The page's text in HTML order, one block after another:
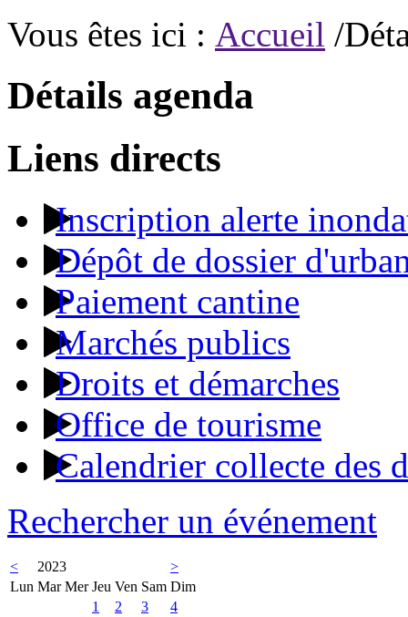
Vous êtes ici : Accueil /
Détails agenda
Liens directs
Inscription alerte
Dépôt de dossier
Paiement cantine
Marchés publics
Droits et démarches
Office de tourisme
Calendrier collecte des
Rechercher un événement
< 2023
>
Lun Mar Mer Jeu Ven Sam Dim
1
2 3
4